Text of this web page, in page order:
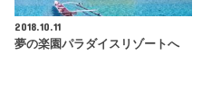
2018.10.11
夢の楽園パラダイスリゾートへ